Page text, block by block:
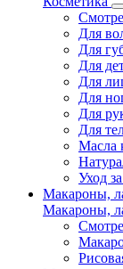
Для
Для
Для
Для
Для
Для
Для
Масла
Уход
Макароны,
Макароны,